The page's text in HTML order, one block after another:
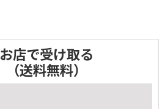
お店で受け取る
（送料無料）